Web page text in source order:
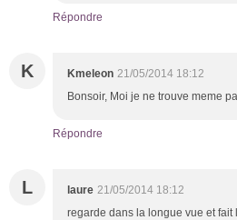
Répondre
K Kmeleon 21/05/2014 18:12
Bonsoir, Moi je ne trouve meme
Répondre
L laure 21/05/2014 18:12
regarde dans la longue vue et fait